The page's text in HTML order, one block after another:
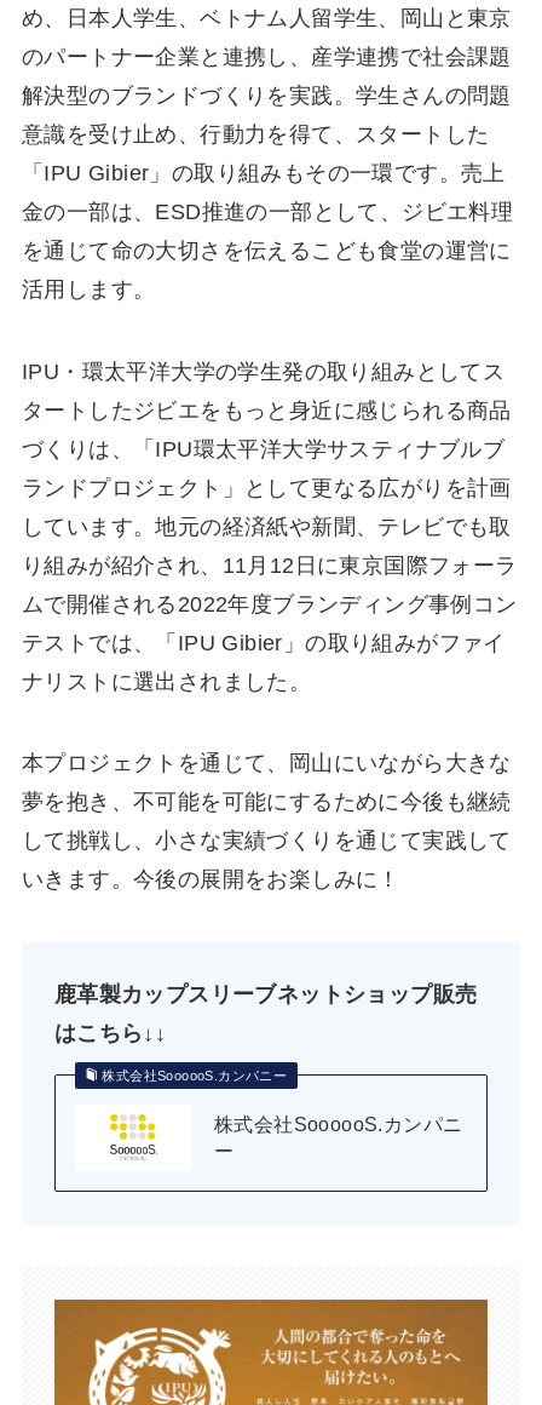
め、⽇本⼈学⽣、ベトナム⼈留学⽣、岡⼭と東京
のパートナー企業と連携し、産学連携で社会課題
解決型のブランドづくりを実践。学⽣さんの問題
意識を受け⽌め、⾏動⼒を得て、スタートした
「IPU Gibier」の取り組みもその⼀環です。売上
⾦の⼀部は、ESD推進の⼀部として、ジビエ料理
を通じて命の⼤切さを伝えるこども⾷堂の運営に
活⽤します。
IPU・環太平洋⼤学の学⽣発の取り組みとしてス
タートしたジビエをもっと⾝近に感じられる商品
づくりは、「IPU環太平洋⼤学サスティナブルブ
ランドプロジェクト」として更なる広がりを計画
しています。地元の経済紙や新聞、テレビでも取
り組みが紹介され、11月12日に東京国際フォーラ
ムで開催される2022年度ブランディング事例コン
テストでは、「IPU Gibier」の取り組みがファイ
ナリストに選出されました。
本プロジェクトを通じて、岡⼭にいながら⼤きな
夢を抱き、不可能を可能にするために今後も継続
して挑戦し、⼩さな実績づくりを通じて実践して
いきます。今後の展開をお楽しみに！
鹿革製カップスリーブネットショップ販売
はこちら ↓↓
株式会社SoooooS.カンパニー
株式会社SoooooS.カンパニ
ー